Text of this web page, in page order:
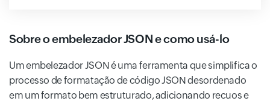
Sobre o embelezador JSON e como usá-lo
Um embelezador JSON é uma ferramenta que simplifica o
processo de formatação de código JSON desordenado
em um formato bem estruturado, adicionando recuos e